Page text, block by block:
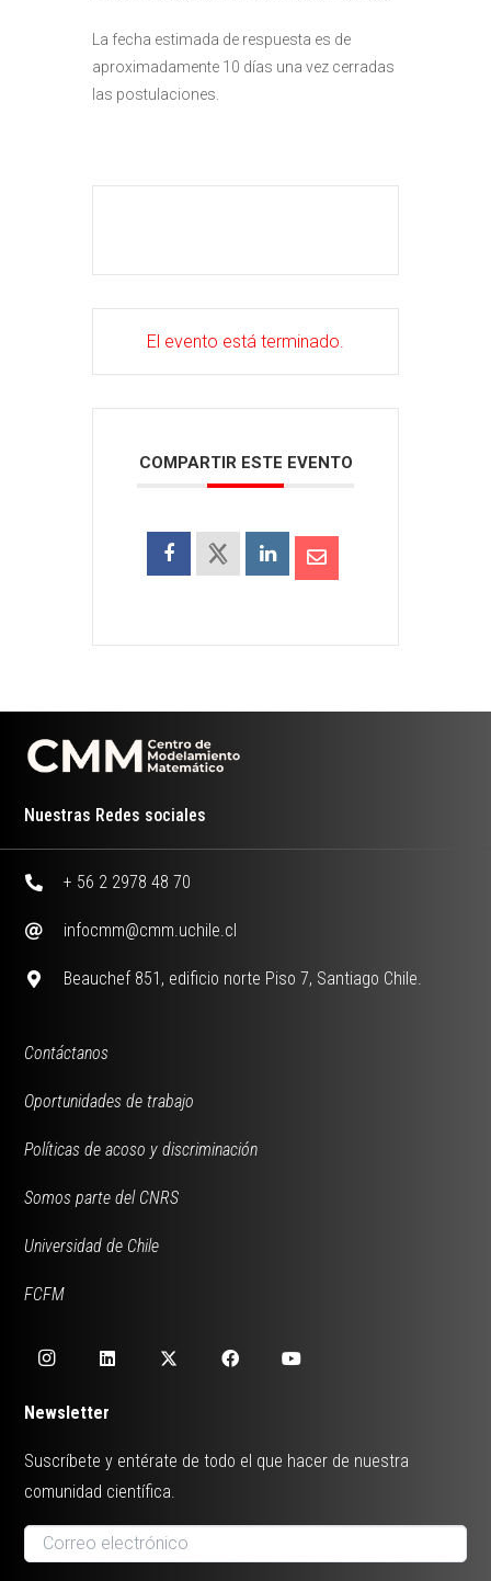
La fecha estimada de respuesta es de
aproximadamente 10 días una vez cerradas
las postulaciones.
El evento está terminado.
COMPARTIR ESTE EVENTO
Nuestras Redes sociales
+ 56 2 2978 48 70
infocmm@cmm.uchile.cl
Beauchef 851, edificio norte Piso 7, Santiago Chile.
Contáctanos
Oportunidades de trabajo
Políticas de acoso y discriminación
Somos parte del CNRS
Universidad de Chile
FCFM
Newsletter
Suscríbete y entérate de todo el que hacer de nuestra
comunidad científica.